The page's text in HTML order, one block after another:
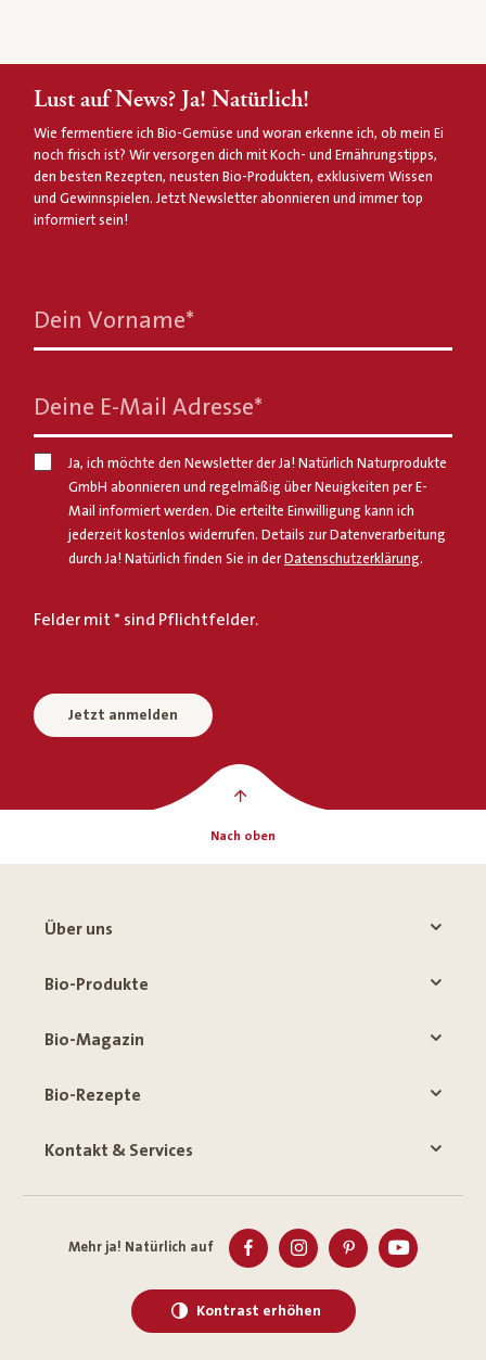
Lust auf News? Ja! Natürlich!
Wie fermentiere ich Bio-Gemüse und woran erkenne ich, ob mein Ei
noch frisch ist? Wir versorgen dich mit Koch- und Ernährungstipps,
den besten Rezepten, neusten Bio-Produkten, exklusivem Wissen
und Gewinnspielen. Jetzt Newsletter abonnieren und immer top
informiert sein!
Dein Vorname*
Deine E-Mail Adresse*
Ja, ich möchte den Newsletter der Ja! Natürlich Naturprodukte
GmbH abonnieren und regelmäßig über Neuigkeiten per E-
Mail informiert werden. Die erteilte Einwilligung kann ich
jederzeit kostenlos widerrufen. Details zur Datenverarbeitung
durch Ja! Natürlich finden Sie in derDatenschutzerklärung.
Felder mit * sind Pflichtfelder.
Jetzt anmelden
Nach oben
Über uns
Bio-Produkte
Bio-Magazin
Bio-Rezepte
Kontakt & Services
Mehr ja! Natürlich auf
Kontrast erhöhen